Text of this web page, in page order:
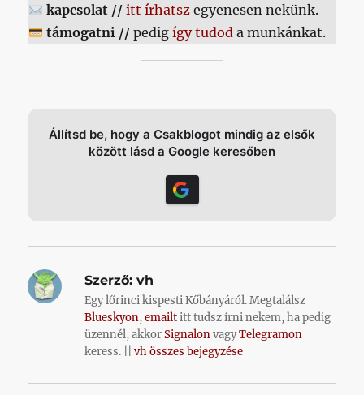
kapcsolat // itt írhatszegyenesen nekünk.
támogatni //pedig így tudoda munkánkat.
Állítsd be, hogy a Csakblogot mindig az elsők
között lásd a Google keresőben
Szerző: vh
Egy lőrinci kispesti Kőbányáról. Megtalálsz
Blueskyon,emailtitt tudsz írni nekem, ha pedig
üzennél, akkorSignalonvagyTelegramon
keress. ||vh összes bejegyzése